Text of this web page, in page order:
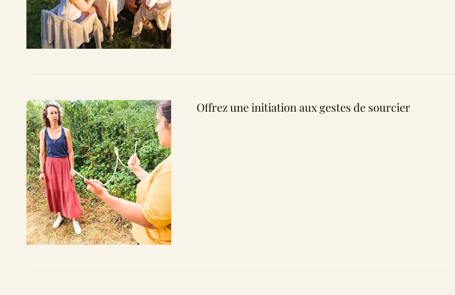
Offrez une initiation aux gestes de sourcier